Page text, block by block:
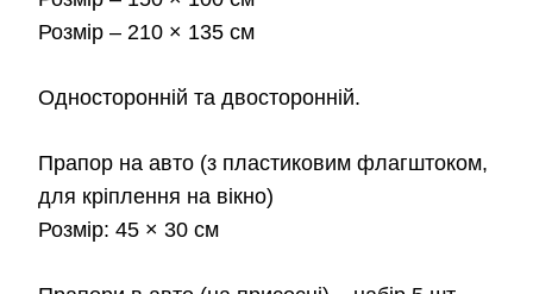
Розмір – 210 × 135 см
Односторонній та двосторонній.
Прапор на авто (з пластиковим флагштоком,
для кріплення на вікно)
Розмір: 45 × 30 см